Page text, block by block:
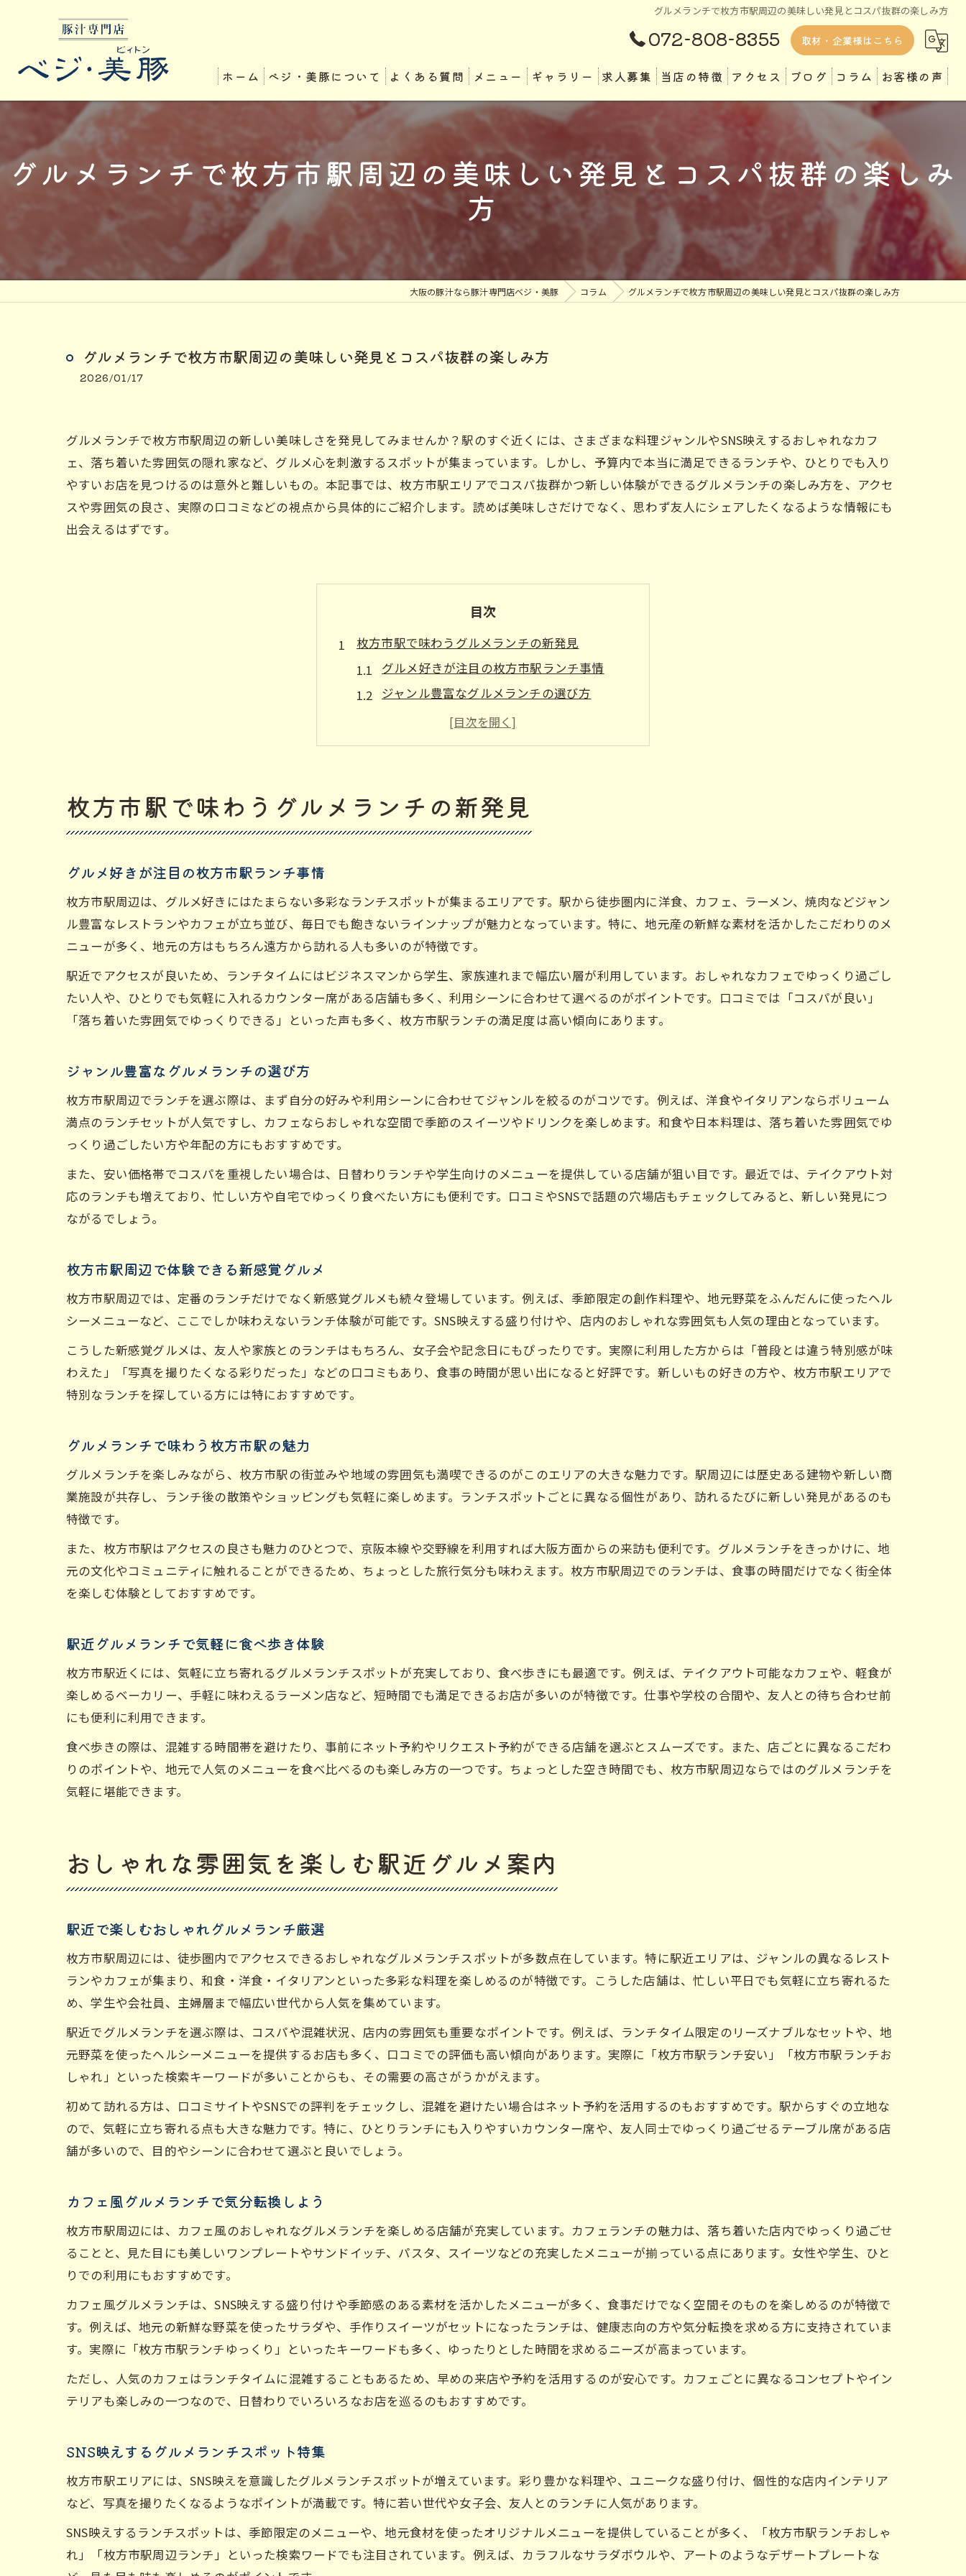
グルメランチで枚方市駅周辺の美味しい発見とコスパ抜群の楽しみ方
072-808-8355 取材・企業様はこちら
ホーム ベジ・美豚について よくある質問 メニュー ギャラリー 求人募集 当店の特徴
テイクアウト
専門店
定食
アクセス ブログ コラム お客様の声
グルメランチで枚方市駅周辺の美味しい発見とコスパ抜群の楽しみ
方
大阪の豚汁なら豚汁専門店ベジ・美豚 コラム グルメランチで枚方市駅周辺の美味しい発見とコスパ抜群の楽しみ方
グルメランチで枚方市駅周辺の美味しい発見とコスパ抜群の楽しみ方
2026/01/17
グルメランチで枚方市駅周辺の新しい美味しさを発見してみませんか？駅のすぐ近くには、さまざまな料理ジャンルやSNS映えするおしゃれなカフ
ェ、落ち着いた雰囲気の隠れ家など、グルメ心を刺激するスポットが集まっています。しかし、予算内で本当に満足できるランチや、ひとりでも入り
やすいお店を見つけるのは意外と難しいもの。本記事では、枚方市駅エリアでコスパ抜群かつ新しい体験ができるグルメランチの楽しみ方を、アクセ
スや雰囲気の良さ、実際の口コミなどの視点から具体的にご紹介します。読めば美味しさだけでなく、思わず友人にシェアしたくなるような情報にも
出会えるはずです。
目次
枚方市駅で味わうグルメランチの新発見
グルメ好きが注目の枚方市駅ランチ事情
ジャンル豊富なグルメランチの選び方
枚方市駅周辺で体験できる新感覚グルメ
グルメランチで味わう枚方市駅の魅力
おしゃれな雰囲気を楽しむ駅近グルメ案内
駅近で楽しむおしゃれグルメランチ厳選
駅近グルメで雰囲気重視のランチ体験
グルメ好き必見のおしゃれな店内空間
ひとりランチに最適なグルメ選びのコツ
ひとりでも安心のグルメランチ選び方
カウンター席が充実したおすすめグルメ
静かに過ごせるひとり向けグルメランチ
コスパ重視派必見の枚方市駅周辺グルメ事情
コスパ抜群のグルメランチ探しのポイント
お得なグルメランチ情報を徹底調査
グルメ好きが選ぶコスパ最強ランチ特集
枚方ランチ穴場スポットを探す楽しみ方
グルメ好きが注目する隠れ家ランチ体験
枚方市駅周辺で見つかる穴場グルメ事情
グルメランチで味わう穴場の特別感とは
ボリューム満点の安いグルメランチ特集
学生に人気なコスパ重視グルメランチ
枚方市駅で味わうグルメランチの新発見
グルメ好きが注目の枚方市駅ランチ事情
枚方市駅周辺は、グルメ好きにはたまらない多彩なランチスポットが集まるエリアです。駅から徒歩圏内に洋食、カフェ、ラーメン、焼肉などジャン
ル豊富なレストランやカフェが立ち並び、毎日でも飽きないラインナップが魅力となっています。特に、地元産の新鮮な素材を活かしたこだわりのメ
ニューが多く、地元の方はもちろん遠方から訪れる人も多いのが特徴です。
駅近でアクセスが良いため、ランチタイムにはビジネスマンから学生、家族連れまで幅広い層が利用しています。おしゃれなカフェでゆっくり過ごし
たい人や、ひとりでも気軽に入れるカウンター席がある店舗も多く、利用シーンに合わせて選べるのがポイントです。口コミでは「コスパが良い」
「落ち着いた雰囲気でゆっくりできる」といった声も多く、枚方市駅ランチの満足度は高い傾向にあります。
ジャンル豊富なグルメランチの選び方
枚方市駅周辺でランチを選ぶ際は、まず自分の好みや利用シーンに合わせてジャンルを絞るのがコツです。例えば、洋食やイタリアンならボリューム
満点のランチセットが人気ですし、カフェならおしゃれな空間で季節のスイーツやドリンクを楽しめます。和食や日本料理は、落ち着いた雰囲気でゆ
っくり過ごしたい方や年配の方にもおすすめです。
また、安い価格帯でコスパを重視したい場合は、日替わりランチや学生向けのメニューを提供している店舗が狙い目です。最近では、テイクアウト対
応のランチも増えており、忙しい方や自宅でゆっくり食べたい方にも便利です。口コミやSNSで話題の穴場店もチェックしてみると、新しい発見につ
ながるでしょう。
枚方市駅周辺で体験できる新感覚グルメ
枚方市駅周辺では、定番のランチだけでなく新感覚グルメも続々登場しています。例えば、季節限定の創作料理や、地元野菜をふんだんに使ったヘル
シーメニューなど、ここでしか味わえないランチ体験が可能です。SNS映えする盛り付けや、店内のおしゃれな雰囲気も人気の理由となっています。
こうした新感覚グルメは、友人や家族とのランチはもちろん、女子会や記念日にもぴったりです。実際に利用した方からは「普段とは違う特別感が味
わえた」「写真を撮りたくなる彩りだった」などの口コミもあり、食事の時間が思い出になると好評です。新しいもの好きの方や、枚方市駅エリアで
特別なランチを探している方には特におすすめです。
グルメランチで味わう枚方市駅の魅力
グルメランチを楽しみながら、枚方市駅の街並みや地域の雰囲気も満喫できるのがこのエリアの大きな魅力です。駅周辺には歴史ある建物や新しい商
業施設が共存し、ランチ後の散策やショッピングも気軽に楽しめます。ランチスポットごとに異なる個性があり、訪れるたびに新しい発見があるのも
特徴です。
また、枚方市駅はアクセスの良さも魅力のひとつで、京阪本線や交野線を利用すれば大阪方面からの来訪も便利です。グルメランチをきっかけに、地
元の文化やコミュニティに触れることができるため、ちょっとした旅行気分も味わえます。枚方市駅周辺でのランチは、食事の時間だけでなく街全体
を楽しむ体験としておすすめです。
駅近グルメランチで気軽に食べ歩き体験
枚方市駅近くには、気軽に立ち寄れるグルメランチスポットが充実しており、食べ歩きにも最適です。例えば、テイクアウト可能なカフェや、軽食が
楽しめるベーカリー、手軽に味わえるラーメン店など、短時間でも満足できるお店が多いのが特徴です。仕事や学校の合間や、友人との待ち合わせ前
にも便利に利用できます。
食べ歩きの際は、混雑する時間帯を避けたり、事前にネット予約やリクエスト予約ができる店舗を選ぶとスムーズです。また、店ごとに異なるこだわ
りのポイントや、地元で人気のメニューを食べ比べるのも楽しみ方の一つです。ちょっとした空き時間でも、枚方市駅周辺ならではのグルメランチを
気軽に堪能できます。
おしゃれな雰囲気を楽しむ駅近グルメ案内
駅近で楽しむおしゃれグルメランチ厳選
枚方市駅周辺には、徒歩圏内でアクセスできるおしゃれなグルメランチスポットが多数点在しています。特に駅近エリアは、ジャンルの異なるレスト
ランやカフェが集まり、和食・洋食・イタリアンといった多彩な料理を楽しめるのが特徴です。こうした店舗は、忙しい平日でも気軽に立ち寄れるた
め、学生や会社員、主婦層まで幅広い世代から人気を集めています。
駅近でグルメランチを選ぶ際は、コスパや混雑状況、店内の雰囲気も重要なポイントです。例えば、ランチタイム限定のリーズナブルなセットや、地
元野菜を使ったヘルシーメニューを提供するお店も多く、口コミでの評価も高い傾向があります。実際に「枚方市駅ランチ安い」「枚方市駅ランチお
しゃれ」といった検索キーワードが多いことからも、その需要の高さがうかがえます。
初めて訪れる方は、口コミサイトやSNSでの評判をチェックし、混雑を避けたい場合はネット予約を活用するのもおすすめです。駅からすぐの立地な
ので、気軽に立ち寄れる点も大きな魅力です。特に、ひとりランチにも入りやすいカウンター席や、友人同士でゆっくり過ごせるテーブル席がある店
舗が多いので、目的やシーンに合わせて選ぶと良いでしょう。
カフェ風グルメランチで気分転換しよう
枚方市駅周辺には、カフェ風のおしゃれなグルメランチを楽しめる店舗が充実しています。カフェランチの魅力は、落ち着いた店内でゆっくり過ごせ
ることと、見た目にも美しいワンプレートやサンドイッチ、パスタ、スイーツなどの充実したメニューが揃っている点にあります。女性や学生、ひと
りでの利用にもおすすめです。
カフェ風グルメランチは、SNS映えする盛り付けや季節感のある素材を活かしたメニューが多く、食事だけでなく空間そのものを楽しめるのが特徴で
す。例えば、地元の新鮮な野菜を使ったサラダや、手作りスイーツがセットになったランチは、健康志向の方や気分転換を求める方に支持されていま
す。実際に「枚方市駅ランチゆっくり」といったキーワードも多く、ゆったりとした時間を求めるニーズが高まっています。
ただし、人気のカフェはランチタイムに混雑することもあるため、早めの来店や予約を活用するのが安心です。カフェごとに異なるコンセプトやイン
テリアも楽しみの一つなので、日替わりでいろいろなお店を巡るのもおすすめです。
SNS映えするグルメランチスポット特集
枚方市駅エリアには、SNS映えを意識したグルメランチスポットが増えています。彩り豊かな料理や、ユニークな盛り付け、個性的な店内インテリア
など、写真を撮りたくなるようなポイントが満載です。特に若い世代や女子会、友人とのランチに人気があります。
SNS映えするランチスポットは、季節限定のメニューや、地元食材を使ったオリジナルメニューを提供していることが多く、「枚方市駅ランチおしゃ
れ」「枚方市駅周辺ランチ」といった検索ワードでも注目されています。例えば、カラフルなサラダボウルや、アートのようなデザートプレートな